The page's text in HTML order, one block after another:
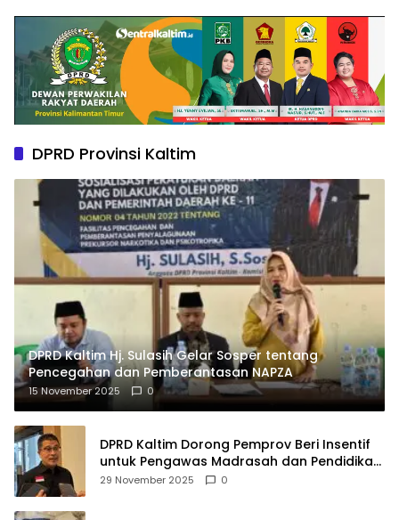
DPRD Provinsi Kaltim
DPRD Kaltim Hj. Sulasih Gelar Sosper tentang
Pencegahan dan Pemberantasan NAPZA
15 November 2025 0
DPRD Kaltim Dorong Pemprov Beri Insentif
untuk Pengawas Madrasah dan Pendidikan
Agama
29 November 2025 0